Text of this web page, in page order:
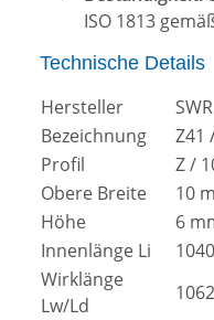
ISO 1813
Technische Details
Hersteller
SWR
Bezeichnung
Z41
Profil
Z /
Obere Breite
10
Höhe
6
Innenlänge Li
Wirklänge
Lw/Ld